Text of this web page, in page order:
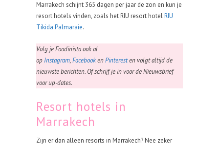
Marrakech schijnt 365 dagen per jaar de zon en kun je
resort hotels vinden, zoals het RIU resort hotelRIU
Tikida Palmaraie.
Volg je Foodinista ook al
op Instagram,FacebookenPinteresten volgt altijd de
nieuwste berichten. Of schrijf je in voor de Nieuwsbrief
voor up-dates.
Resort hotels in
Marrakech
Zijn er dan alleen resorts in Marrakech? Nee zeker